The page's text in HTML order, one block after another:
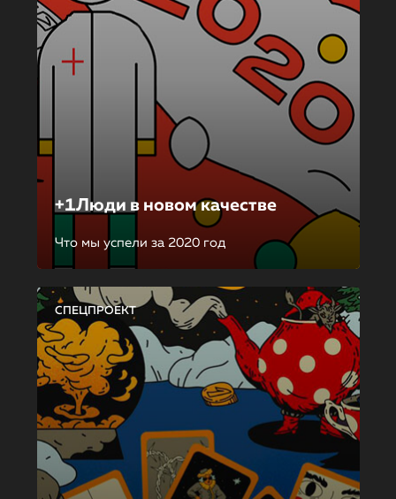
+1Люди в новом качестве
Что мы успели за 2020 год
СПЕЦПРОЕКТ